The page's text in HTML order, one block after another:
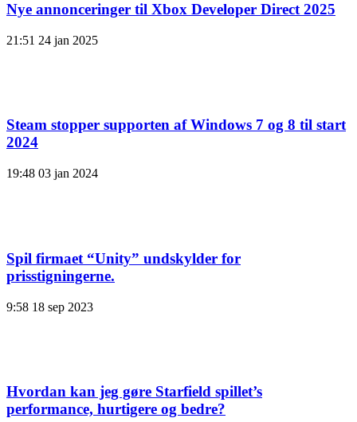
Nye annonceringer til Xbox Developer Direct 2025
21:51 24 jan 2025
Steam stopper supporten af ​​Windows 7 og 8 til start
2024
19:48 03 jan 2024
Spil firmaet “Unity” undskylder for
prisstigningerne.
9:58 18 sep 2023
Hvordan kan jeg gøre Starfield spillet’s
performance, hurtigere og bedre?